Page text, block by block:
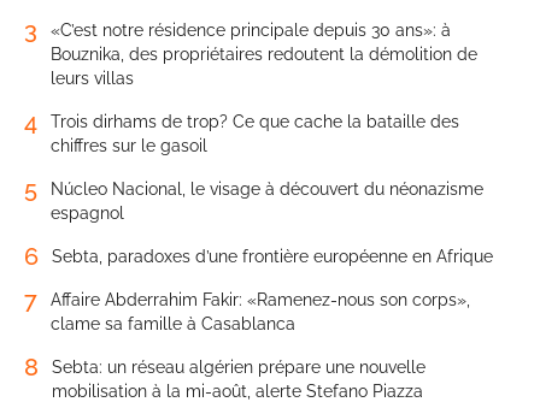
3
«C’est notre résidence principale depuis 30 ans»: à
Bouznika, des propriétaires redoutent la démolition de
leurs villas
4
Trois dirhams de trop? Ce que cache la bataille des
chiffres sur le gasoil
5
Núcleo Nacional, le visage à découvert du néonazisme
espagnol
6 Sebta, paradoxes d’une frontière européenne en Afrique
7
Affaire Abderrahim Fakir: «Ramenez-nous son corps»,
clame sa famille à Casablanca
8
Sebta: un réseau algérien prépare une nouvelle
mobilisation à la mi-août, alerte Stefano Piazza